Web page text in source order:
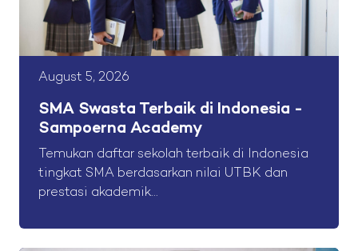
August 5, 2026
SMA Swasta Terbaik di Indonesia -
Sampoerna Academy
Temukan daftar sekolah terbaik di Indonesia
tingkat SMA berdasarkan nilai UTBK dan
prestasi akademik...